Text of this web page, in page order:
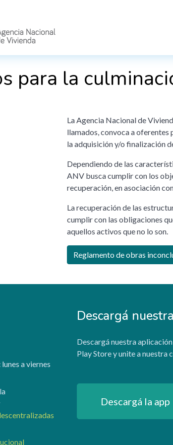
para la
La Agencia Nacional de
llamados, convoca a oferentes
la adquisición y/o finalización
Dependiendo de las
ANV busca cumplir con los
recuperación, en asociación
La recuperación de las
cumplir con las obligaciones
aquellos activos que no lo son.
Reglamento de obras
lunes a viernes
Descargá
Descargá nuestra
Play Store y unite a nuestra
Descargá la app